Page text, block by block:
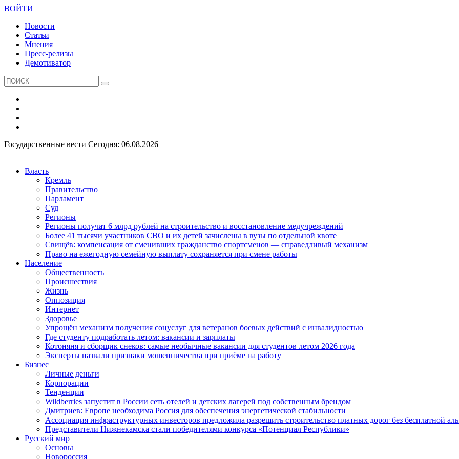
ВОЙТИ
Новости
Статьи
Мнения
Пресс-релизы
Демотиватор
Государственные вести Сегодня: 06.08.2026
Власть
Кремль
Правительство
Парламент
Суд
Регионы
Регионы получат 6 млрд рублей на строительство и восстановление медучреждений
Более 41 тысячи участников СВО и их детей зачислены в вузы по отдельной квоте
Свищёв: компенсация от сменивших гражданство спортсменов — справедливый механизм
Право на ежегодную семейную выплату сохраняется при смене работы
Население
Общественность
Происшествия
Жизнь
Оппозиция
Интернет
Здоровье
Упрощён механизм получения соцуслуг для ветеранов боевых действий с инвалидностью
Где студенту подработать летом: вакансии и зарплаты
Котоняня и сборщик снеков: самые необычные вакансии для студентов летом 2026 года
Эксперты назвали признаки мошенничества при приёме на работу
Бизнес
Личные деньги
Корпорации
Тенденции
Wildberries запустит в России сеть отелей и детских лагерей под собственным брендом
Дмитриев: Европе необходима Россия для обеспечения энергетической стабильности
Ассоциация инфраструктурных инвесторов предложила разрешить строительство платных дорог без бесплатной
Представители Нижнекамска стали победителями конкурса «Потенциал Республики»
Русский мир
Основы
Новороссия